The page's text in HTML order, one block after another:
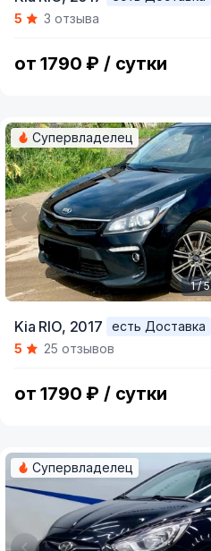
of5
3 отзыва
от 1790 ₽ / сутки
of
Супервладелец
1 / 5
Kia RIO, 2017
есть Доставка
5
25 отзывов
от 1790 ₽ / сутки
Супервладелец